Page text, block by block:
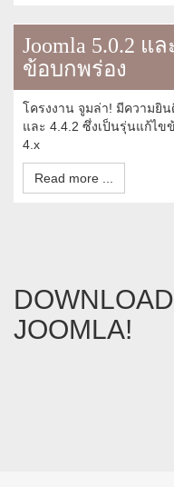
Joomla 5.0.2 แ
ข้อบกพร่อง
โครงงาน จูมล่า! มีความยิน
และ 4.4.2 ซึ่งเป็นรุ่นแก้ไข
4.x
Read more ...
DOWNLOAD
JOOMLA!